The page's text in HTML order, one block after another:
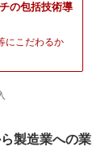
の包括技術導
にこだわるか
製造業への業